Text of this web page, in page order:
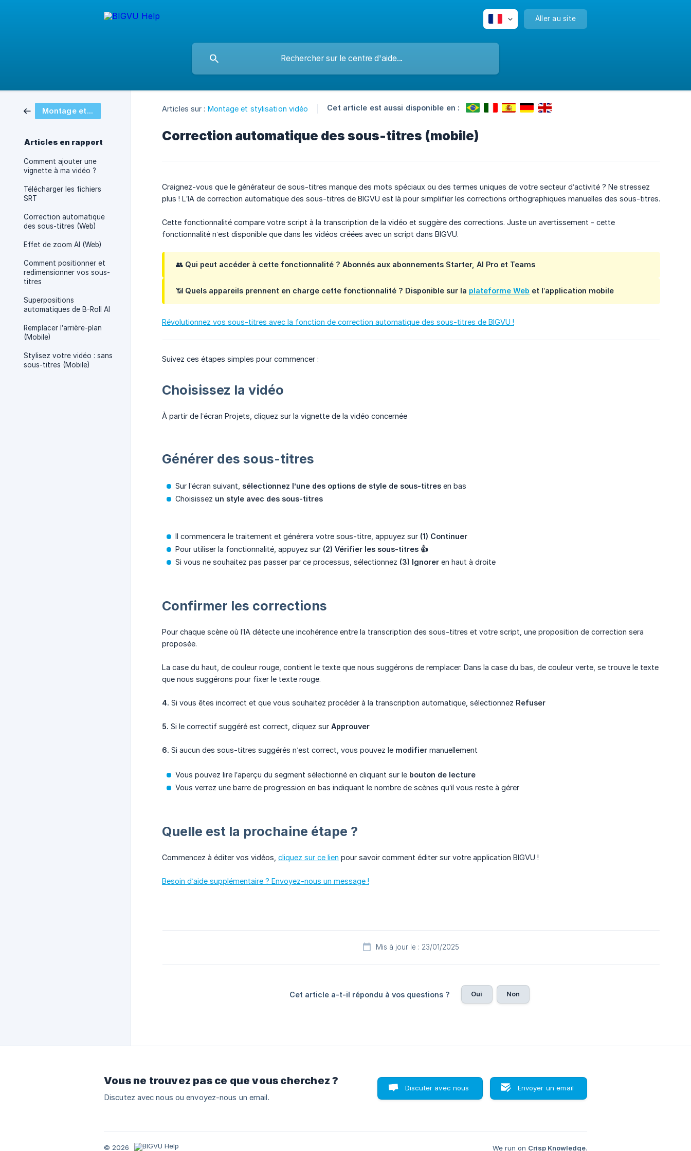
Aller au site
Montage et stylisation vidéo
Articles en rapport
Comment ajouter une
vignette à ma vidéo ?
Télécharger les fichiers
SRT
Correction automatique
des sous-titres (Web)
Effet de zoom AI (Web)
Comment positionner et
redimensionner vos sous-
titres
Superpositions
automatiques de B-Roll AI
Remplacer l’arrière-plan
(Mobile)
Stylisez votre vidéo : sans
sous-titres (Mobile)
Articles sur : Montage et stylisation vidéo Cet article est aussi disponible en :
Correction automatique des sous-titres (mobile)
Craignez-vous que le générateur de sous-titres manque des mots spéciaux ou des termes uniques de votre secteur d’activité ? Ne stressez
plus ! L’IA de correction automatique des sous-titres de BIGVU est là pour simplifier les corrections orthographiques manuelles des sous-titres.
Cette fonctionnalité compare votre script à la transcription de la vidéo et suggère des corrections. Juste un avertissement - cette
fonctionnalité n’est disponible que dans les vidéos créées avec un script dans BIGVU.
👥 Qui peut accéder à cette fonctionnalité ? Abonnés aux abonnements Starter, AI Pro et Teams
📶 Quels appareils prennent en charge cette fonctionnalité ? Disponible sur la plateforme Web et l’application mobile
Révolutionnez vos sous-titres avec la fonction de correction automatique des sous-titres de BIGVU !
Suivez ces étapes simples pour commencer :
Choisissez la vidéo
À partir de l’écran Projets, cliquez sur la vignette de la vidéo concernée
Générer des sous-titres
Sur l’écran suivant, sélectionnez l’une des options de style de sous-titres en bas
Choisissez un style avec des sous-titres
Il commencera le traitement et générera votre sous-titre, appuyez sur (1) Continuer
Pour utiliser la fonctionnalité, appuyez sur (2) Vérifier les sous-titres 👍
Si vous ne souhaitez pas passer par ce processus, sélectionnez (3) Ignorer en haut à droite
Confirmer les corrections
Pour chaque scène où l’IA détecte une incohérence entre la transcription des sous-titres et votre script, une proposition de correction sera
proposée.
La case du haut, de couleur rouge, contient le texte que nous suggérons de remplacer. Dans la case du bas, de couleur verte, se trouve le texte
que nous suggérons pour fixer le texte rouge.
4. Si vous êtes incorrect et que vous souhaitez procéder à la transcription automatique, sélectionnez Refuser
5. Si le correctif suggéré est correct, cliquez sur Approuver
6. Si aucun des sous-titres suggérés n’est correct, vous pouvez le modifier manuellement
Vous pouvez lire l’aperçu du segment sélectionné en cliquant sur le bouton de lecture
Vous verrez une barre de progression en bas indiquant le nombre de scènes qu’il vous reste à gérer
Quelle est la prochaine étape ?
Commencez à éditer vos vidéos, cliquez sur ce lien pour savoir comment éditer sur votre application BIGVU !
Besoin d’aide supplémentaire ? Envoyez-nous un message !
Mis à jour le : 23/01/2025
Cet article a-t-il répondu à vos questions ? Oui Non
Vous ne trouvez pas ce que vous cherchez ?
Discutez avec nous ou envoyez-nous un email.
Discuter avec nous Envoyer un email
© 2026 We run on Crisp Knowledge.